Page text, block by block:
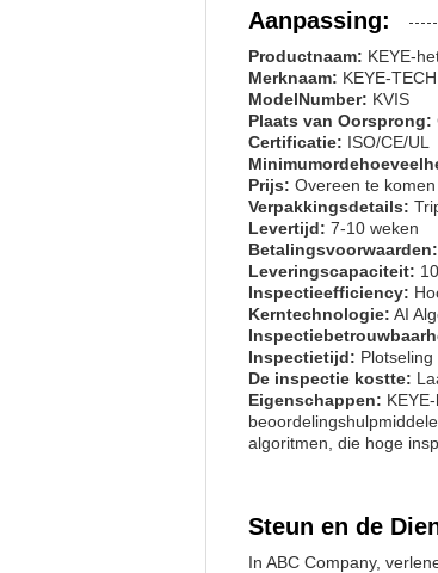
Aanpassing:
Productnaam: KEYE-
Merknaam: KEYE-
ModelNumber: KVIS
Plaats van Oorsprong:
Certificatie: ISO/CE/UL
Prijs: Overeen te komen
Verpakkingsdetails:
Levertijd: 7-10 weken
Betalingsvoorwaarden:
Leveringscapaciteit:
Inspectieefficiency:
Kerntechnologie: AI
Inspectietijd: Plotseling
De inspectie kostte:
Eigenschappen:
algoritmen, die hoge
Steun en de
In ABC Company,